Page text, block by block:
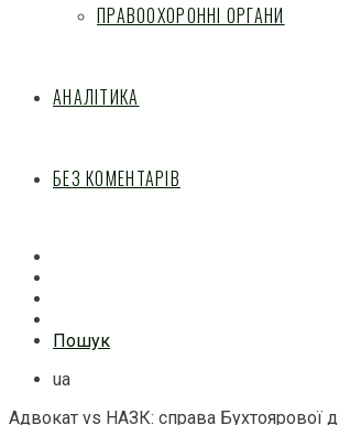
ПРАВООХОРОННІ ОРГАНИ
АНАЛІТИКА
БЕЗ КОМЕНТАРІВ
Пошук
ua
Адвокат vs НАЗК: справа